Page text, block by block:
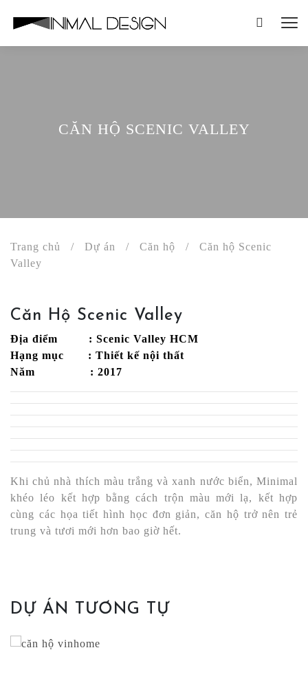
CĂN HỘ SCENIC VALLEY
Trang chủ / Dự án / Căn hộ /
Căn hộ Scenic
Valley
Căn Hộ Scenic Valley
Địa điểm : Scenic Valley HCM
Hạng mục : Thiết kế nội thất
Năm : 2017
Khi chủ nhà thích màu trắng và xanh nước biển, Minimal
khéo léo kết hợp bằng cách trộn màu mới lạ, kết hợp
cùng các họa tiết hình học đơn giản, căn hộ trở nên trẻ
trung và tươi mới hơn bao giờ hết.
DỰ ÁN TƯƠNG TỰ